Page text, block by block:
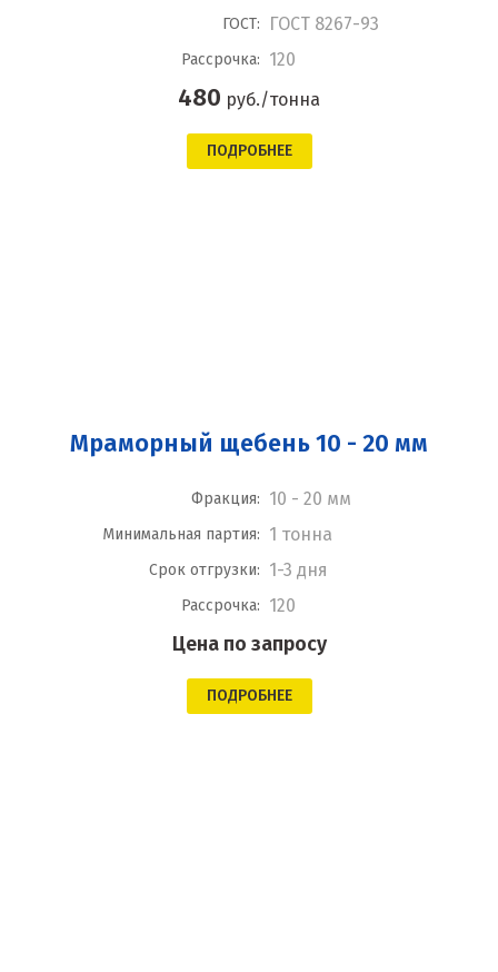
ГОСТ: ГОСТ 8267-93
Рассрочка: 120
480 руб./тонна
ПОДРОБНЕЕ
Мраморный щебень 10 - 20 мм
Фракция: 10 - 20 мм
Минимальная партия: 1 тонна
Срок отгрузки: 1-3 дня
Рассрочка: 120
Цена по запросу
ПОДРОБНЕЕ